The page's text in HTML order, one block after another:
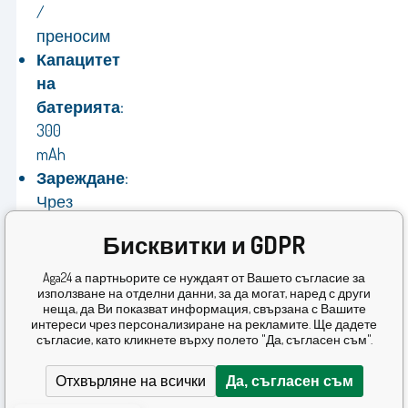
/
преносим
Капацитет
на
батерията:
300
mAh
Зареждане:
Чрез
Производител:
Chomik
Гаранция:
24
месеца
Бисквитки и GDPR
Aga24 а партньорите се нуждаят от Вашето съгласие за
използване на отделни данни, за да могат, наред с други
неща, да Ви показват информация, свързана с Вашите
интереси чрез персонализиране на рекламите. Ще дадете
съгласие, като кликнете върху полето "Да, съгласен съм".
Отхвърляне на всички Да, съгласен съм